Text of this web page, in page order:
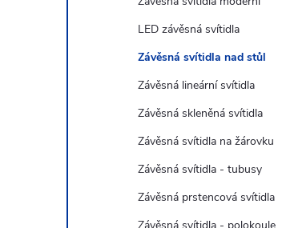
LED závěsná svítidla
Závěsná svítidla nad stůl
Závěsná lineární svítidla
Závěsná skleněná svítidla
Závěsná svítidla na žárovku
Závěsná svítidla - tubusy
Závěsná prstencová svítidla